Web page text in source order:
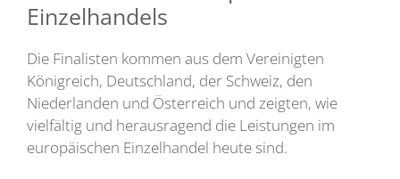
Einzelhandels
Die Finalisten kommen aus dem Vereinigten
Königreich, Deutschland, der Schweiz, den
Niederlanden und Österreich und zeigten, wie
vielfältig und herausragend die Leistungen im
europäischen Einzelhandel heute sind.